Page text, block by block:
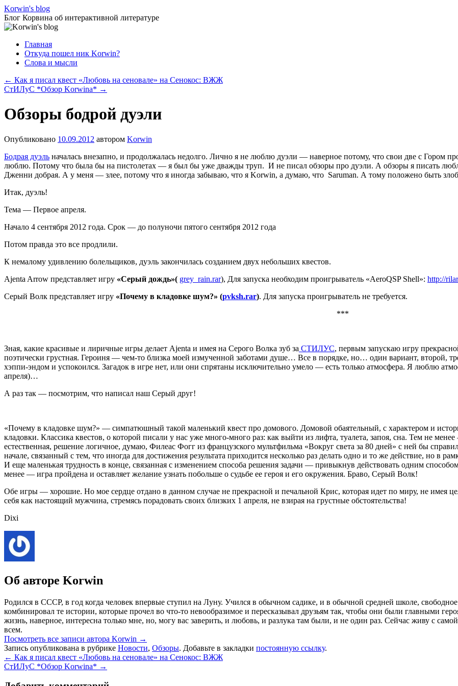
Перейти
к
содержимому
Korwin's blog
Блог Корвина об интерактивной литературе
Главная
Откуда пошел ник Korwin?
Слова и мысли
← Как я писал квест «Любовь на сеновале» на Сенокос: ВЖЖ
СтИЛуС *Обзор Korwina* →
Обзоры бодрой дуэли
Опубликовано 10.09.2012 автором Korwin
Бодрая дуэль началась внезапно, и продолжалась недолго. Лично я не люблю дуэли — наверное потому, что свои две с Гором
люблю. Потому что была бы на пистолетах — я был бы уже дважды труп. И не писал обзоры про дуэли. А обзоры я писать
Дженни добрая. А у меня — злее, потому что я иногда забываю, что я Korwin, а думаю, что Saruman. А тому положено быть
Итак, дуэль!
Тема — Первое апреля.
Начало 4 сентября 2012 года. Срок — до полуночи пятого сентября 2012 года
Потом правда это все продлили.
К немалому удивлению болельщиков, дуэль закончилась созданием двух небольших квестов.
Ajenta Arrow представляет игру «Серый дождь»( grey_rain.rar), Для запуска необходим проигрыватель «AeroQSP Shell»: http://
Серый Волк представляет игру «Почему в кладовке шум?» (pvksh.rar). Для запуска проигрыватель не требуется.
***
Зная, какие красивые и лиричные игры делает Ajenta и имея на Серого Волка зуб за СТИЛУС, первым запускаю игру
поэтически грустная. Героиня — чем-то близка моей измученной заботами душе… Все в порядке, но… один вариант, второй,
хэппи-эндом и успокоился. Загадок в игре нет, или они спрятаны исключительно умело — есть только атмосфера. Я люблю
апреля)…
А раз так — посмотрим, что написал наш Серый друг!
«Почему в кладовке шум?» — симпатюшный такой маленький квест про домового. Домовой обаятельный, с характером и
кладовки. Классика квестов, о которой писали у нас уже много-много раз: как выйти из лифта, туалета, запоя, сна. Тем не
естественная, решение логичное, думаю, Филеас Фогг из французского мультфильма «Вокруг света за 80 дней» с ней бы
начале, связанный с тем, что иногда для достижения результата приходится несколько раз делать одно и то же действие, но в
И еще маленькая трудность в конце, связанная с изменением способа решения задачи — привыкнув действовать одним
менее — игра пройдена и оставляет желание узнать побольше о судьбе ее героя и его окружения. Браво, Серый Волк!
Обе игры — хорошие. Но мое сердце отдано в данном случае не прекрасной и печальной Крис, которая идет по миру, не имея
себя как настоящий мужчина, стремясь порадовать своих близких 1 апреля, не взирая на грустные обстоятельства!
Dixi
Об авторе Korwin
Родился в СССР, в год когда человек впервые ступил на Луну. Учился в обычном садике, и в обычной средней школе,
комбинировал те истории, которые прочел во что-то невообразимое и пересказывал друзьям так, чтобы они были главными
жизнь, наверное, интересна только мне, но, могу вас заверить, и любовь, и разлука там были, и не один раз. Сейчас живу с
всем.
Посмотреть все записи автора Korwin →
Запись опубликована в рубрике Новости, Обзоры. Добавьте в закладки постоянную ссылку.
← Как я писал квест «Любовь на сеновале» на Сенокос: ВЖЖ
СтИЛуС *Обзор Korwina* →